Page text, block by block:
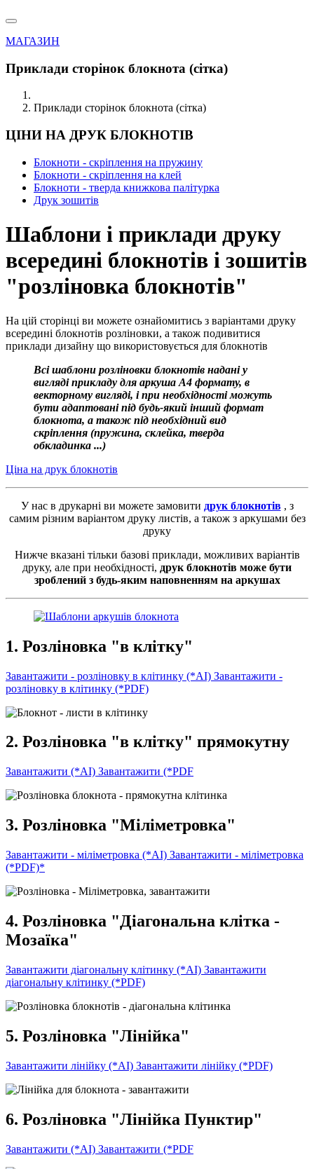
МАГАЗИН
Приклади сторінок блокнота (сітка)
Приклади сторінок блокнота (сітка)
ЦІНИ НА ДРУК БЛОКНОТІВ
Блокноти - скріплення на пружину
Блокноти - скріплення на клей
Блокноти - тверда книжкова палітурка
Друк зошитів
Шаблони і приклади друку
всередині блокнотів і зошитів
"розліновка блокнотів"
На цій сторінці ви можете ознайомитись з варіантами друку
всередині блокнотів розліновки, а також подивитися
приклади дизайну що використовується для блокнотів
Всі шаблони розліновки блокнотів надані у
вигляді прикладу для аркуша А4 формату, в
векторному вигляді, і при необхідності можуть
бути адаптовані під будь-який інший формат
блокнота, а також під необхідний вид
скріплення (пружина, склейка, тверда
обкладинка ...)
Ціна на друк блокнотів
У нас в друкарні ви можете замовити друк блокнотів, з
самим різним варіантом друку листів, а також з аркушами без
друку
Нижче вказані тільки базові приклади, можливих варіантів
друку, але при необхідності, друк блокнотів може бути
зроблений з будь-яким наповненням на аркушах
1. Розліновка "в клітку"
Завантажити - розліновку в клітинку (*AI) Завантажити -
розліновку в клітинку (*PDF)
2. Розліновка "в клітку" прямокутну
Завантажити (*AI) Завантажити (*PDF
3. Розліновка "Міліметровка"
Завантажити - міліметровка (*AI) Завантажити - міліметровка
(*PDF)*
4. Розліновка "Діагональна клітка -
Мозаїка"
Завантажити діагональну клітинку (*AI) Завантажити
діагональну клітинку (*PDF)
5. Розліновка "Лінійка"
Завантажити лінійку (*AI) Завантажити лінійку (*PDF)
6. Розліновка "Лінійка Пунктир"
Завантажити (*AI) Завантажити (*PDF